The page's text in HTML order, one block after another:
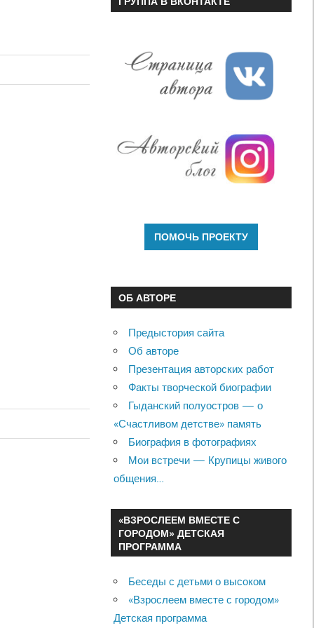
ОБ АВТОРЕ
Предыстория сайта
Об авторе
Презентация авторских работ
Факты творческой биографии
Гыданский полуостров — о
«Счастливом детстве» память
Биография в фотографиях
Мои встречи — Крупицы живого
общения…
«ВЗРОСЛЕЕМ ВМЕСТЕ С
ГОРОДОМ» ДЕТСКАЯ
ПРОГРАММА
Беседы с детьми о высоком
«Взрослеем вместе с городом»
Детская программа